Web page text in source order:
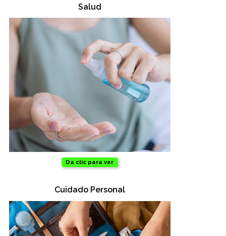
Salud y cuidado
Entretenimiento
Gorras
Arte
Sublimación
Salud
Da clic para ver
Cuidado Personal